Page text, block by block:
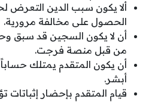
ألا يكون سبب الدين التعرض
الحصول على مخالفة مرورية.
أن لا يكون السجين قد سبق
من قبل منصة فرجت.
أن يكون المتقدم يمتلك
أبشر.
قيام المتقدم بإحضار إثباتات